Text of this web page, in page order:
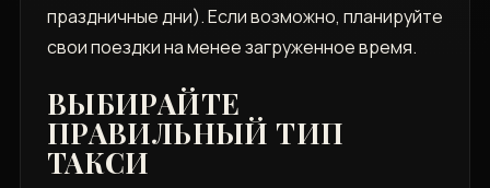
праздничные дни). Если возможно, планируйте
свои поездки на менее загруженное время.
ВЫБИРАЙТЕ
ПРАВИЛЬНЫЙ ТИП
ТАКСИ